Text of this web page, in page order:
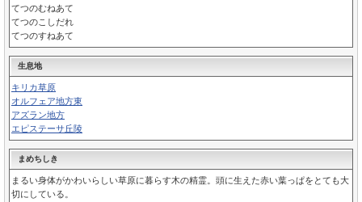
てつのむねあて
てつのこしだれ
てつのすねあて
生息地
キリカ草原
オルフェア地方東
アズラン地方
エピステーサ丘陵
まめちしき
まるい身体がかわいらしい草原に暮らす木の精霊。頭に生えた赤い葉っぱをとても大
切にしている。